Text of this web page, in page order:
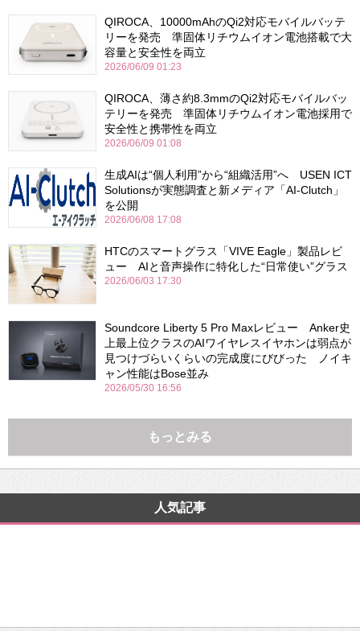
QIROCA、10000mAhのQi2対応モバイルバッテ
リーを発売 準固体リチウムイオン電池搭載で大
容量と安全性を両立
2026/06/09 01:23
QIROCA、薄さ約8.3mmのQi2対応モバイルバッ
テリーを発売 準固体リチウムイオン電池採用で
安全性と携帯性を両立
2026/06/09 01:08
生成AIは“個人利用”から“組織活用”へ USEN ICT
Solutionsが実態調査と新メディア「AI-Clutch」
を公開
2026/06/08 17:08
HTCのスマートグラス「VIVE Eagle」製品レビ
ュー AIと音声操作に特化した“日常使い”グラス
2026/06/03 17:30
Soundcore Liberty 5 Pro Maxレビュー Anker史
上最上位クラスのAIワイヤレスイヤホンは弱点が
見つけづらいくらいの完成度にびびった ノイキ
ャン性能はBose並み
2026/05/30 16:56
もっとみる
人気記事